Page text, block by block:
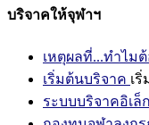
บริจาคให้จุฬาฯ
เหตุผลที่...ทำไม
เริ่มต้นบริจาค เ
ระบบบริจาคอิเ